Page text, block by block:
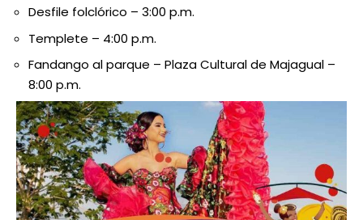
Desfile folclórico – 3:00 p.m.
Templete – 4:00 p.m.
Fandango al parque – Plaza Cultural de Majagual –
8:00 p.m.